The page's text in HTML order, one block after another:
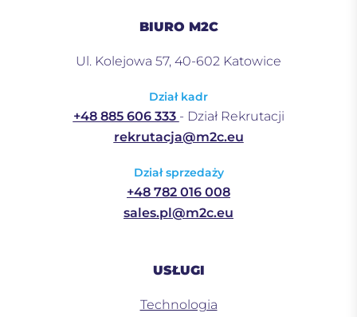
BIURO M2C
Ul. Kolejowa 57, 40-602 Katowice
Dział kadr
+48 885 606 333 - Dział Rekrutacji
rekrutacja@m2c.eu
Dział sprzedaży
+48 782 016 008
sales.pl@m2c.eu
USŁUGI
Technologia